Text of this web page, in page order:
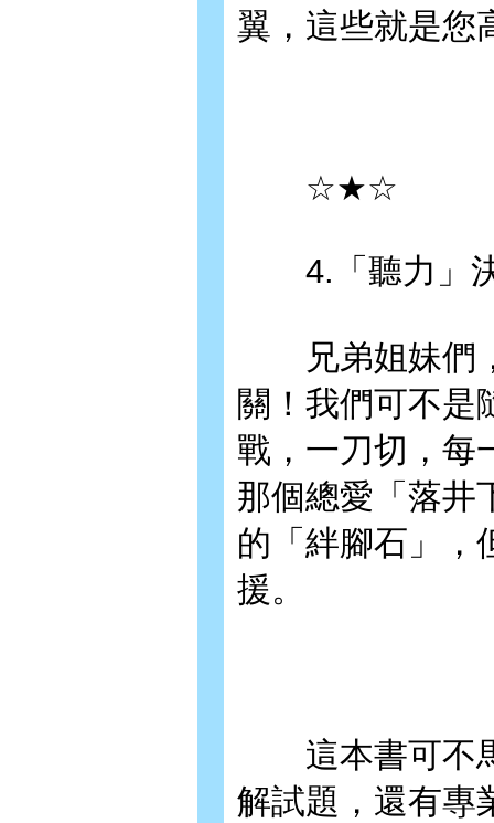
翼，這些就是您
☆★☆
4.「聽力」決
兄弟姐妹們，
關！我們可不是
戰，一刀切，每
那個總愛「落井
的「絆腳石」，
援。
這本書可不馬
解試題，還有專